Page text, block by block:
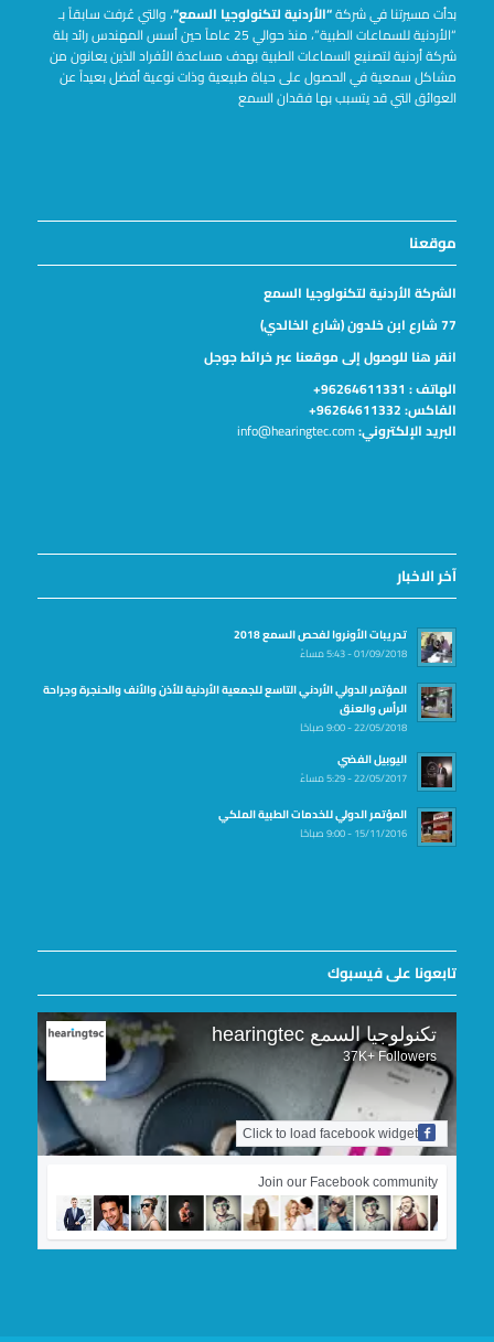
بدأت مسيرتنا في شركة“الأردنية لتكنولوجيا السمع“، والتي عُرفت سابقاً بـ
“الأردنية للسماعات الطبية”، منذ حوالي 25 عاماً حين أسس المهندس رائد بلة
شركة أردنية لتصنيع السماعات الطبية بهدف مساعدة الأفراد الذين يعانون من
مشاكل سمعية في الحصول على حياة طبيعية وذات نوعية أفضل بعيداً عن
العوائق التي قد يتسبب بها فقدان السمع
موقعنا
الشركة الأردنية لتكنولوجيا السمع
77 شارع ابن خلدون (شارع الخالدي)
انقر هنا للوصول إلى موقعنا عبر خرائط جوجل
الهاتف : 96264611331+
الفاكس: 96264611332+
البريد الإلكتروني:info@hearingtec.com
آخر الاخبار
تدريبات الأونروا لفحص السمع 2018
01/09/2018 - 5:43 مساءً
المؤتمر الدولي الأردني التاسع للجمعية الأردنية للأذن والأنف والحنجرة وجراحة
الرأس والعنق
22/05/2018 - 9:00 صباحًا
اليوبيل الفضي
22/05/2017 - 5:29 مساءً
المؤتمر الدولي للخدمات الطبية الملكي
15/11/2016 - 9:00 صباحًا
تابعونا على فيسبوك
تكنولوجيا السمع hearingtec
37K+ Followers
Click to load facebook widget
Join our Facebook community